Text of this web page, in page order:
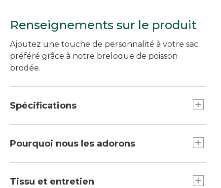
Renseignements sur le produit
Ajoutez une touche de personnalité à votre sac
préféré grâce à notre breloque de poisson
brodée.
Spécifications
Dimensions : 2,5 po L. x 1,8 po l.
Pourquoi nous les adorons
personnaliser votre fourre-tout Boat and Tote,
Tissu et entretien